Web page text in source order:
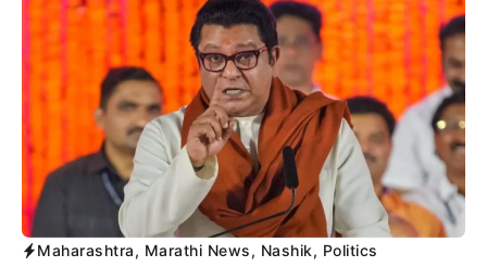
Maharashtra, Marathi News, Nashik, Politics